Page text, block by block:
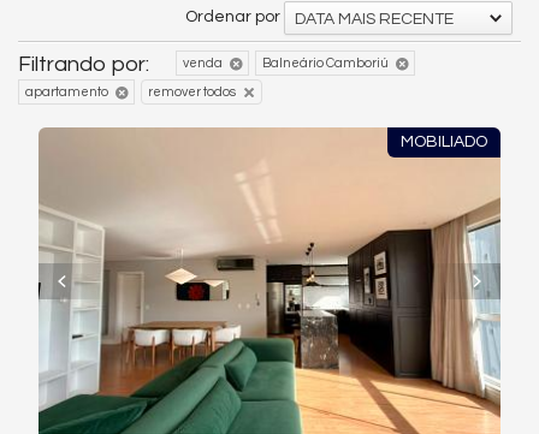
Ordenar por DATA MAIS RECENTE
Filtrando por: venda Balneário Camboriú
apartamento remover todos
MOBILIADO